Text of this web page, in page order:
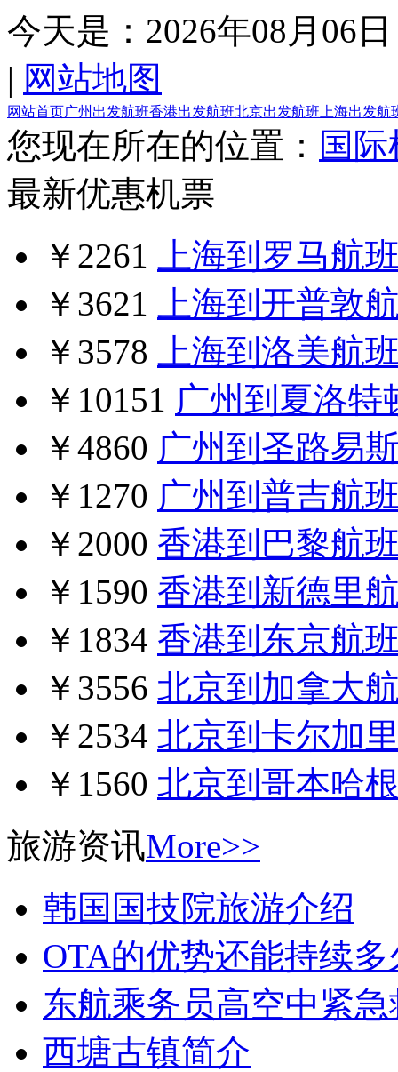
今天是： 2026年08月06日
| 网站地图
网站首页广州出发航班香港出发航班北京出发航班 上海出发航
您现在所在的位置： 国
最新优惠机票
￥2261
上海到罗马航
￥3621
上海到开普敦
￥3578
上海到洛美航
￥10151 广州到夏洛特
￥4860 广州到圣路易
￥1270 广州到普吉航
￥2000 香港到巴黎航
￥1590 香港到新德里
￥1834 香港到东京航
￥3556 北京到加拿大
￥2534 北京到卡尔加
￥1560 北京到哥本哈
旅游资讯More>>
韩国国技院旅游介绍
OTA的优势还能持续多
东航乘务员高空中紧
西塘古镇简介